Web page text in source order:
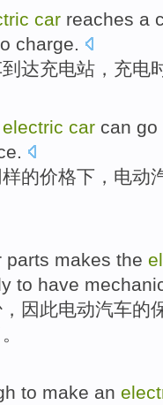
car reaches a
charge.
到达充电站，充电
electric car can
的价格下，电动
parts makes the
to have
因此电动汽车的
to make an